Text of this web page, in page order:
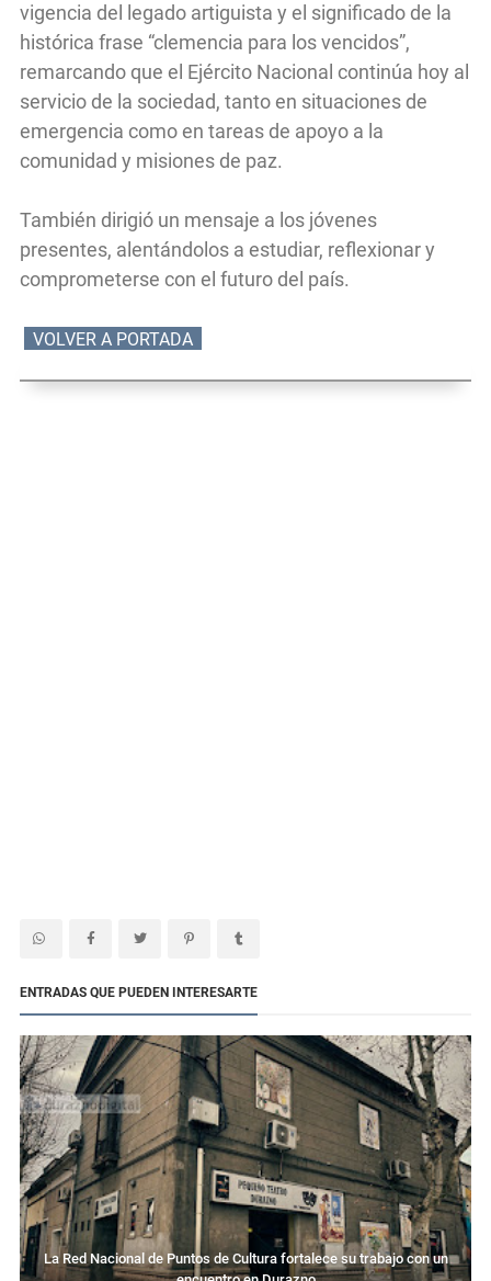
vigencia del legado artiguista y el significado de la
histórica frase “clemencia para los vencidos”,
remarcando que el Ejército Nacional continúa hoy al
servicio de la sociedad, tanto en situaciones de
emergencia como en tareas de apoyo a la
comunidad y misiones de paz.
También dirigió un mensaje a los jóvenes
presentes, alentándolos a estudiar, reflexionar y
comprometerse con el futuro del país.
VOLVER A PORTADA
ENTRADAS QUE PUEDEN INTERESARTE
La Red Nacional de Puntos de Cultura fortalece su trabajo con un